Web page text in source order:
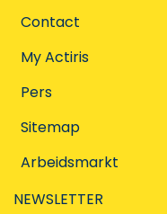
Contact
My Actiris
Pers
Sitemap
Arbeidsmarkt
NEWSLETTER